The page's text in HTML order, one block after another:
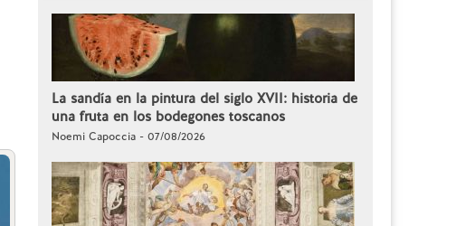
La sandía en la pintura del siglo XVII: historia de
una fruta en los bodegones toscanos
Noemi Capoccia - 07/08/2026